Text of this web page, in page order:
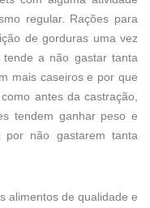
regular. Rações para
de gorduras uma vez
a não gastar tanta
mais caseiros e por que
antes da castração,
tendem ganhar peso e
não gastarem tanta
alimentos de qualidade e